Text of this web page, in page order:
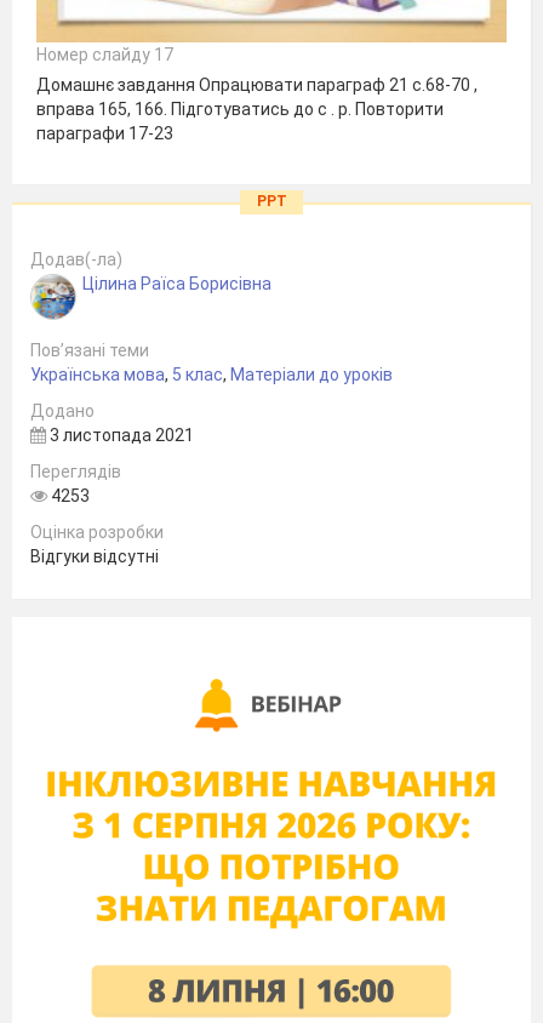
Номер слайду 17
Домашнє завдання Опрацювати параграф 21 с.68-70 ,
вправа 165, 166. Підготуватись до с . р. Повторити
параграфи 17-23
PPT
Додав(-ла)
Цілина Раїса Борисівна
Пов’язані теми
Українська мова, 5 клас, Матеріали до уроків
Додано
3 листопада 2021
Переглядів
4253
Оцінка розробки
Відгуки відсутні